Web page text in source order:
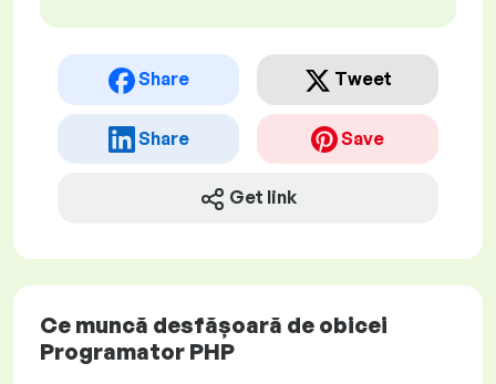
Share Tweet
Share Save
Get link
Ce muncă desfășoară de obicei
Programator PHP